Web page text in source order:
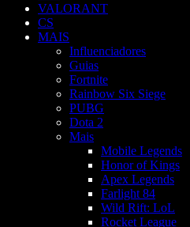
VALORANT
CS
MAIS
Influenciadores
Guias
Fortnite
Rainbow Six Siege
PUBG
Dota 2
Mais
Mobile Legends
Honor of Kings
Apex Legends
Farlight 84
Wild Rift: LoL
Rocket League